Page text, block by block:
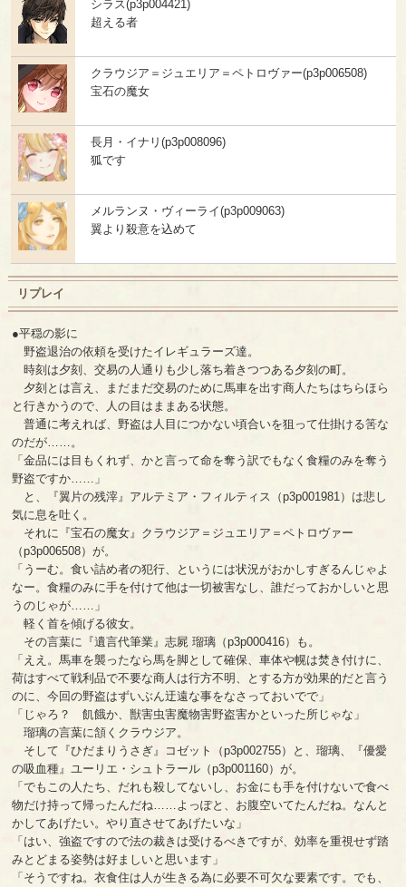
シラス(p3p004421)
超える者
クラウジア＝ジュエリア＝ペトロヴァー(p3p006508)
宝石の魔女
長月・イナリ(p3p008096)
狐です
メルランヌ・ヴィーライ(p3p009063)
翼より殺意を込めて
リプレイ
●平穏の影に
野盗退治の依頼を受けたイレギュラーズ達。
時刻は夕刻、交易の人通りも少し落ち着きつつある夕刻の町。
夕刻とは言え、まだまだ交易のために馬車を出す商人たちはちらほら
と行きかうので、人の目はままある状態。
普通に考えれば、野盗は人目につかない頃合いを狙って仕掛ける筈な
のだが……。
「金品には目もくれず、かと言って命を奪う訳でもなく食糧のみを奪う
野盗ですか……」
と、『翼片の残滓』アルテミア・フィルティス（p3p001981）は悲し
気に息を吐く。
それに『宝石の魔女』クラウジア＝ジュエリア＝ペトロヴァー
（p3p006508）が。
「うーむ。食い詰め者の犯行、というには状況がおかしすぎるんじゃよ
なー。食糧のみに手を付けて他は一切被害なし、誰だっておかしいと思
うのじゃが……」
軽く首を傾げる彼女。
その言葉に『遺言代筆業』志屍 瑠璃（p3p000416）も。
「ええ。馬車を襲ったなら馬を脚として確保、車体や幌は焚き付けに、
荷はすべて戦利品で不要な商人は行方不明、とする方が効果的だと言う
のに、今回の野盗はずいぶん迂遠な事をなさっておいでで」
「じゃろ？ 飢餓か、獣害虫害魔物害野盗害かといった所じゃな」
瑠璃の言葉に頷くクラウジア。
そして『ひだまりうさぎ』コゼット（p3p002755）と、瑠璃、『優愛
の吸血種』ユーリエ・シュトラール（p3p001160）が。
「でもこの人たち、だれも殺してないし、お金にも手を付けないで食べ
物だけ持って帰ったんだね……よっぽと、お腹空いてたんだね。なんと
かしてあげたい。やり直させてあげたいな」
「はい、強盗ですので法の裁きは受けるべきですが、効率を重視せず踏
みとどまる姿勢は好ましいと思います」
「そうですね。衣食住は人が生きる為に必要不可欠な要素です。でも、